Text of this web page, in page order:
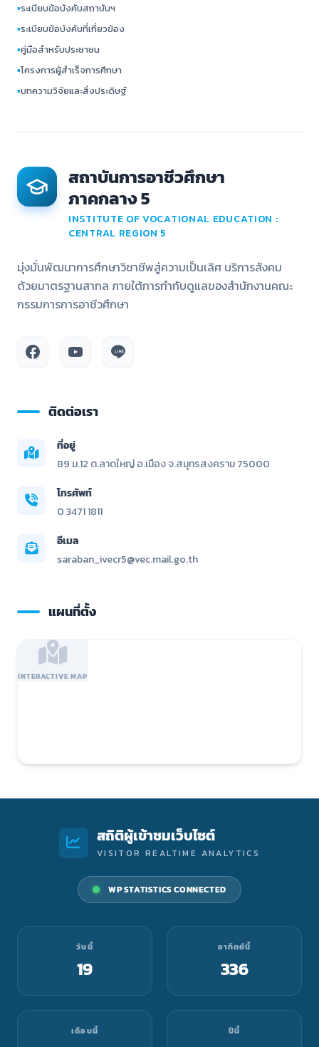
▪ระเบียบข้อบังคับสถาบันฯ
▪ระเบียบข้อบังคับที่เกี่ยวข้อง
▪คู่มือสำหรับประชาชน
▪โครงการผู้สำเร็จการศึกษา
▪บทความวิจัยและสิ่งประดิษฐ์
สถาบันการอาชีวศึกษา
ภาคกลาง 5
INSTITUTE OF VOCATIONAL EDUCATION :
CENTRAL REGION 5
มุ่งมั่นพัฒนาการศึกษาวิชาชีพสู่ความเป็นเลิศ บริการสังคม
ด้วยมาตรฐานสากล ภายใต้การกำกับดูแลของสำนักงานคณะ
กรรมการการอาชีวศึกษา
ติดต่อเรา
ที่อยู่
89 ม.12 ต.ลาดใหญ่ อ.เมือง จ.สมุทรสงคราม 75000
โทรศัพท์
0 3471 1811
อีเมล
saraban_ivecr5@vec.mail.go.th
แผนที่ตั้ง
INTERACTIVE MAP
สถิติผู้เข้าชมเว็บไซต์
VISITOR REALTIME ANALYTICS
WP STATISTICS CONNECTED
วันนี้
19
อาทิตย์นี้
336
เดือนนี้ ปีนี้